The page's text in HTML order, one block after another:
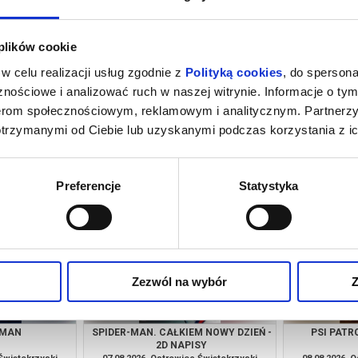
cookie
celu realizacji usług zgodnie z Polityką cookies, do
i analizować ruch w naszej witrynie. Informacje o
społecznościowym, reklamowym i analitycznym.
od Ciebie lub uzyskanymi podczas korzystania z
Preferencje Statystyka
Zezwól na wybór
- 2D
kup bilet
VAIANA - 2D DUBBING
kup bilet
SPIDER-MAN. CAŁKIEM NOWY DZIEŃ -
2D NAPISY
PSI